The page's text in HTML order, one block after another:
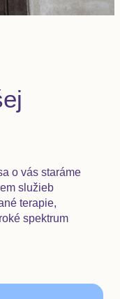
o vás staráme
služieb
terapie,
spektrum